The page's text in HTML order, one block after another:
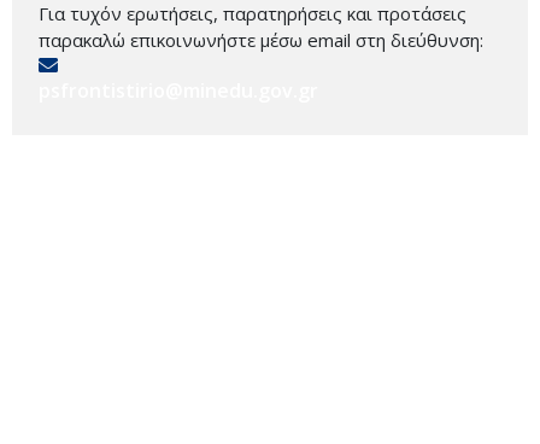
Για τυχόν ερωτήσεις, παρατηρήσεις και προτάσεις
παρακαλώ επικοινωνήστε μέσω email στη διεύθυνση: